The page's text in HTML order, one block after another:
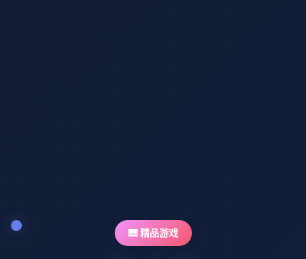
🎹 精品游戏